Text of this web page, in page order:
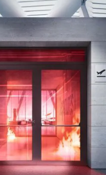
Türen
anzeigen